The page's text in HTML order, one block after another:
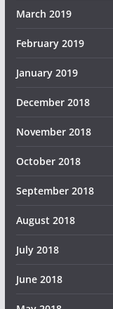
March 2019
February 2019
January 2019
December 2018
November 2018
October 2018
September 2018
August 2018
July 2018
June 2018